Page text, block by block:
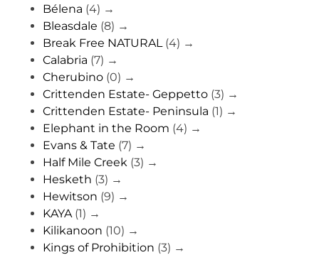
Bélena (4) →
Bleasdale (8) →
Break Free NATURAL (4) →
Calabria (7) →
Cherubino (0) →
Crittenden Estate- Geppetto (3) →
Crittenden Estate- Peninsula (1) →
Elephant in the Room (4) →
Evans & Tate (7) →
Half Mile Creek (3) →
Hesketh (3) →
Hewitson (9) →
KAYA (1) →
Kilikanoon (10) →
Kings of Prohibition (3) →